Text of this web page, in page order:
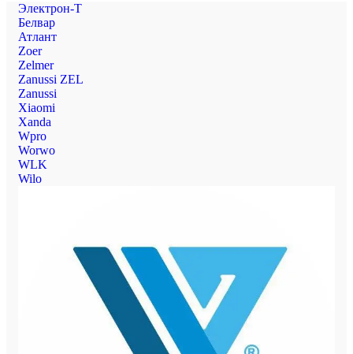
Электрон-Т
Белвар
Атлант
Zoer
Zelmer
Zanussi ZEL
Zanussi
Xiaomi
Xanda
Wpro
Worwo
WLK
Wilo